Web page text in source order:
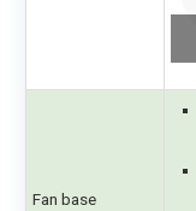
Fan base